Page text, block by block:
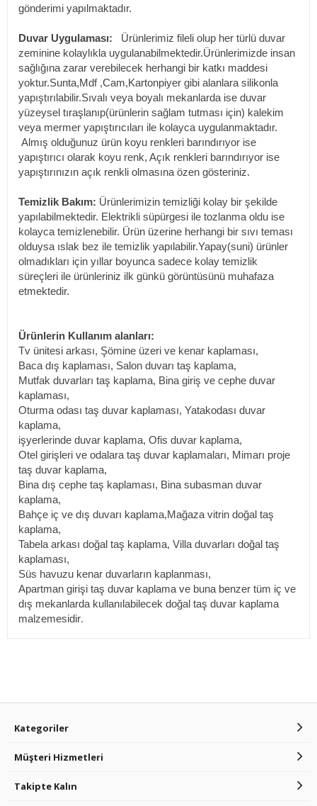
gönderimi yapılmaktadır.
Duvar Uygulaması:
Ürünlerimiz fileli olup her türlü duvar
zeminine kolaylıkla uygulanabilmektedir.Ürünlerimizde insan
sağlığına zarar verebilecek herhangi bir katkı maddesi
yoktur.Sunta,Mdf ,Cam,Kartonpiyer gibi alanlara silikonla
yapıştırılabilir.Sıvalı veya boyalı mekanlarda ise duvar
yüzeysel tıraşlanıp(ürünlerin sağlam tutması için) kalekim
veya mermer yapıştırıcıları ile kolayca uygulanmaktadır.
Almış olduğunuz ürün koyu renkleri barındırıyor ise
yapıştırıcı olarak koyu renk, Açık renkleri barındırıyor ise
yapıştırınızın açık renkli olmasına özen gösteriniz.
Temizlik Bakım: Ürünlerimizin temizliği kolay bir şekilde
yapılabilmektedir. Elektrikli süpürgesi ile tozlanma oldu ise
kolayca temizlenebilir. Ürün üzerine herhangi bir sıvı teması
olduysa ıslak bez ile temizlik yapılabilir.Yapay(suni) ürünler
olmadıkları için yıllar boyunca sadece kolay temizlik
süreçleri ile ürünleriniz ilk günkü görüntüsünü muhafaza
etmektedir.
Ürünlerin Kullanım alanları:
Tv ünitesi arkası, Şömine üzeri ve kenar kaplaması,
Baca dış kaplaması, Salon duvarı taş kaplama,
Mutfak duvarları taş kaplama, Bina giriş ve cephe duvar
kaplaması,
Oturma odası taş duvar kaplaması, Yatakodası duvar
kaplama,
işyerlerinde duvar kaplama, Ofis duvar kaplama,
Otel girişleri ve odalara taş duvar kaplamaları, Mimarı proje
taş duvar kaplama,
Bina dış cephe taş kaplaması, Bina subasman duvar
kaplama,
Bahçe iç ve dış duvarı kaplama,Mağaza vitrin doğal taş
kaplama,
Tabela arkası doğal taş kaplama, Villa duvarları doğal taş
kaplaması,
Süs havuzu kenar duvarların kaplanması,
Apartman girişi taş duvar kaplama ve buna benzer tüm iç ve
dış mekanlarda kullanılabilecek doğal taş duvar kaplama
malzemesidir.
Kategoriler
Müşteri Hizmetleri
Takipte Kalın